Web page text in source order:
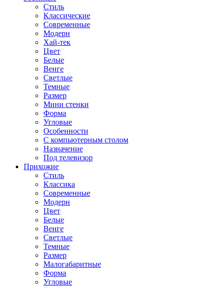
Стиль
Классические
Современные
Модерн
Хай-тек
Цвет
Белые
Венге
Светлые
Темные
Размер
Мини стенки
Форма
Угловые
Особенности
С компьютерным столом
Назначение
Под телевизор
Прихожие
Стиль
Классика
Современные
Модерн
Цвет
Белые
Венге
Светлые
Темные
Размер
Малогабаритные
Форма
Угловые